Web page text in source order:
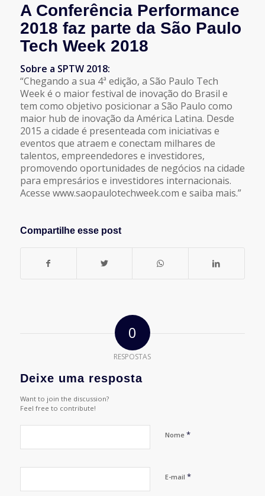
A Conferência Performance
2018 faz parte da São Paulo
Tech Week 2018
Sobre a SPTW 2018:
“Chegando a sua 4ª edição, a São Paulo Tech
Week é o maior festival de inovação do Brasil e
tem como objetivo posicionar a São Paulo como
maior hub de inovação da América Latina. Desde
2015 a cidade é presenteada com iniciativas e
eventos que atraem e conectam milhares de
talentos, empreendedores e investidores,
promovendo oportunidades de negócios na cidade
para empresários e investidores internacionais.
Acesse www.saopaulotechweek.com e saiba mais.”
Compartilhe esse post
0
RESPOSTAS
Deixe uma resposta
Want to join the discussion?
Feel free to contribute!
Nome *
E-mail *